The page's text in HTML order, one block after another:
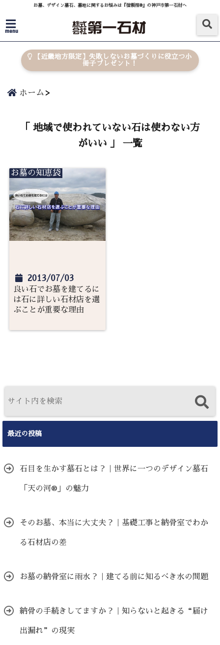
お墓、デザイン墓石、墓地に関するお悩みは『信頼棺®』の神戸市第一石材へ
menu
【近畿地方限定】失敗しないお墓づくりに役立つ小
冊子プレゼント！
ホーム
「 地域で使われていない石は使わない方
がいい 」 一覧
お墓の知恵袋
2013/07/03
良い石でお墓を建てるに
は石に詳しい石材店を選
ぶことが重要な理由
最近の投稿
石目を生かす墓石とは？｜世界に一つのデザイン墓石
「天の河®」の魅力
そのお墓、本当に大丈夫？｜基礎工事と納骨室でわか
る石材店の差
お墓の納骨室に雨水？｜建てる前に知るべき水の問題
納骨の手続きしてますか？｜知らないと起きる“届け
出漏れ”の現実